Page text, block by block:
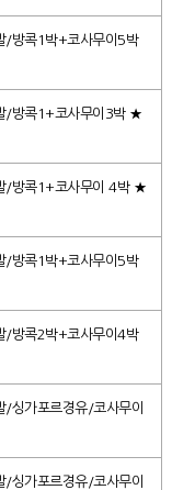
/방콕1박+코사무이5박
/방콕1+코사무이3박 ★
/방콕1+코사무이 4박 ★
/방콕1박+코사무이5박
/방콕2박+코사무이4박
싱가포르경유/코사무이
싱가포르경유/코사무이